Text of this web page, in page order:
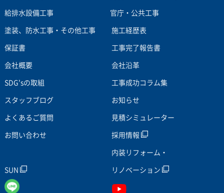
給排水設備工事 官庁・公共工事
塗装、防水工事・その他工事 施工経歴表
保証書 工事完了報告書
会社概要 会社沿革
SDG'sの取組 工事成功コラム集
スタッフブログ お知らせ
よくあるご質問 見積シミュレーター
お問い合わせ 採用情報
SUN
内装リフォーム・
リノベーション